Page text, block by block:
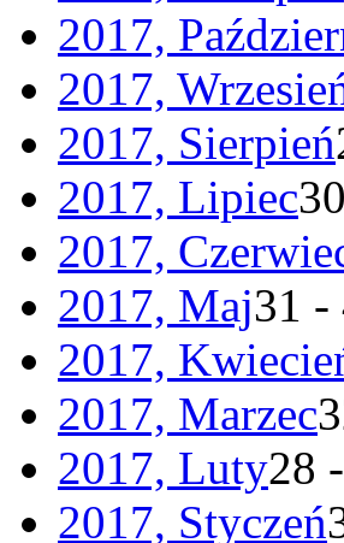
2017,
2017,
2017, Sierpień
2017, Lipiec
2017,
2017, Maj31 -
2017,
2017, Marzec
2017, Luty28
2017, Styczeń